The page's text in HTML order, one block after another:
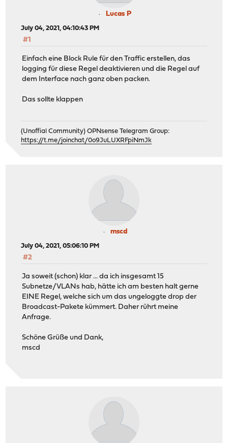
Lucas P
July 04, 2021, 04:10:43 PM
#1
Einfach eine Block Rule für den Traffic erstellen, das
logging für diese Regel deaktivieren und die Regel auf
dem Interface nach ganz oben packen.
Das sollte klappen
(Unoffial Community) OPNsense Telegram Group:
https://t.me/joinchat/0o9JuLUXRFpiNmJk
mscd
July 04, 2021, 05:06:10 PM
#2
Ja soweit (schon) klar ... da ich insgesamt 15
Subnetze/VLANs hab, hätte ich am besten halt gerne
EINE Regel, welche sich um das ungeloggte drop der
Broadcast-Pakete kümmert. Daher rührt meine
Anfrage.
Schöne Grüße und Dank,
mscd